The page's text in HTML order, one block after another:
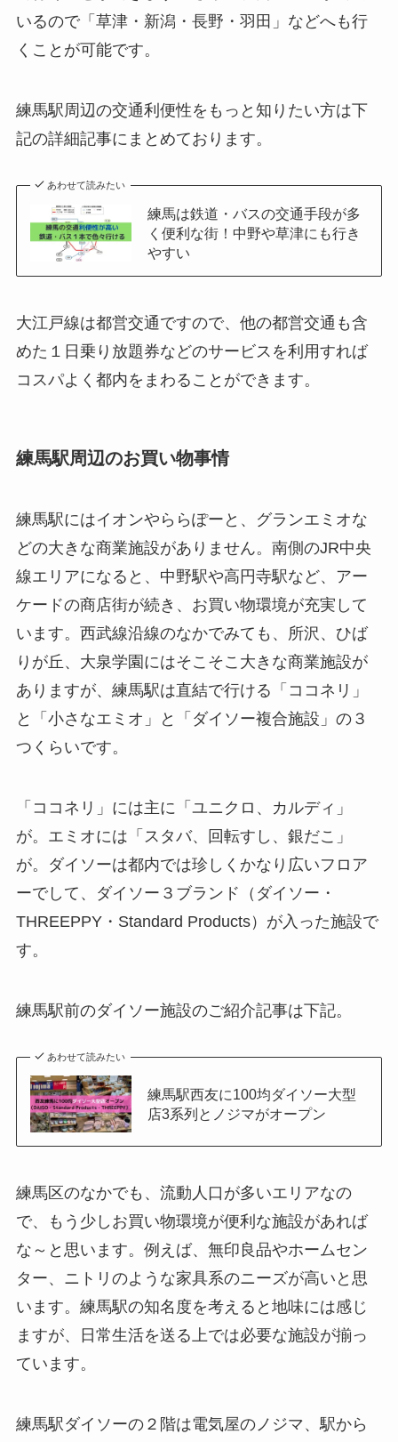
いるので「草津・新潟・長野・羽田」などへも行
くことが可能です。
練馬駅周辺の交通利便性をもっと知りたい方は下
記の詳細記事にまとめております。
あわせて読みたい
練馬は鉄道・バスの交通手段が多
く便利な街！中野や草津にも行き
やすい
大江戸線は都営交通ですので、他の都営交通も含
めた１日乗り放題券などのサービスを利用すれば
コスパよく都内をまわることができます。
練馬駅周辺のお買い物事情
練馬駅にはイオンやららぽーと、グランエミオな
どの大きな商業施設がありません。南側のJR中央
線エリアになると、中野駅や高円寺駅など、アー
ケードの商店街が続き、お買い物環境が充実して
います。西武線沿線のなかでみても、所沢、ひば
りが丘、大泉学園にはそこそこ大きな商業施設が
ありますが、練馬駅は直結で行ける「ココネリ」
と「小さなエミオ」と「ダイソー複合施設」の３
つくらいです。
「ココネリ」には主に「ユニクロ、カルディ」
が。エミオには「スタバ、回転すし、銀だこ」
が。ダイソーは都内では珍しくかなり広いフロア
ーでして、ダイソー３ブランド（ダイソー・
THREEPPY・Standard Products）が入った施設で
す。
練馬駅前のダイソー施設のご紹介記事は下記。
あわせて読みたい
練馬駅西友に100均ダイソー大型
店3系列とノジマがオープン
練馬区のなかでも、流動人口が多いエリアなの
で、もう少しお買い物環境が便利な施設があれば
な～と思います。例えば、無印良品やホームセン
ター、ニトリのような家具系のニーズが高いと思
います。練馬駅の知名度を考えると地味には感じ
ますが、日常生活を送る上では必要な施設が揃っ
ています。
練馬駅ダイソーの２階は電気屋のノジマ、駅から